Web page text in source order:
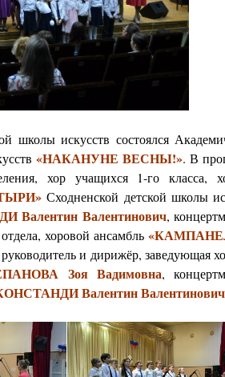
школы искусств состоялся
«НАКАНУНЕ ВЕСНЫ!». В
хор учащихся 1-го класса,
Сходненской детской школы
Валентин Валентинович,
хоровой ансамбль
и дирижёр, заведующая
Зоя Вадимовна,
Валентин Валентинович